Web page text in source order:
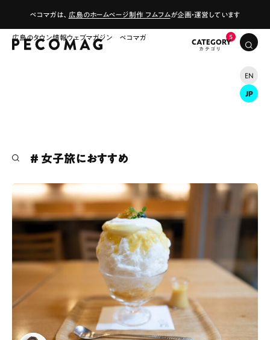
ペコマガは、 広島のホームページ制作 フムフムが企画・運営しています
広島のタウン情報ウェブマガジン ペコマガ
CATEGORY
EN
JP
# ランチ # スイーツ
# ファミリーにおすすめ
# 女子旅におすすめ
# テイクアウト # パン
# コーヒー
# 宮島
# 女子旅におすすめ